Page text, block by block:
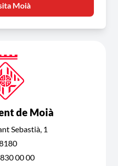
Moià
de Moià
Sebastià, 1
00 00